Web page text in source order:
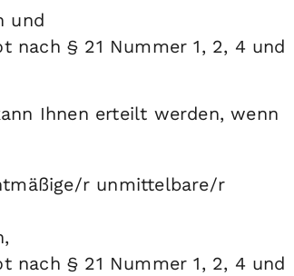
und
nach § 21 Nummer 1, 2, 4 und
Ihnen erteilt werden, wenn
r unmittelbare/r
nach § 21 Nummer 1, 2, 4 und